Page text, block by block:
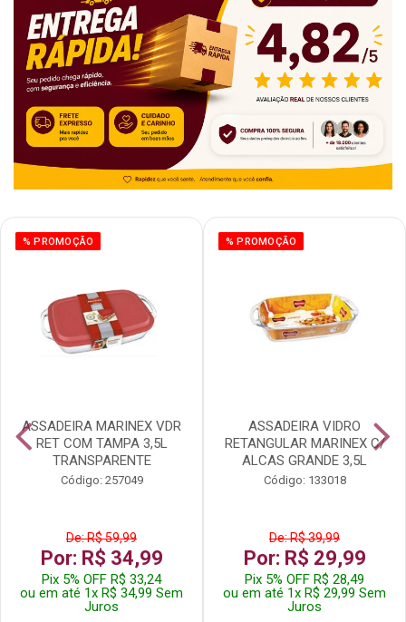
% PROMOÇÃO
ASSADEIRA MARINEX VDR
RET COM TAMPA 3,5L
TRANSPARENTE
Código: 257049
De: R$ 59,99
Por: R$ 34,99
Pix 5% OFF R$ 33,24
ou em até 1x R$ 34,99 Sem
Juros
% PROMOÇÃO
ASSADEIRA VIDRO
RETANGULAR MARINEX C/
ALCAS GRANDE 3,5L
Código: 133018
De: R$ 39,99
Por: R$ 29,99
Pix 5% OFF R$ 28,49
ou em até 1x R$ 29,99 Sem
Juros